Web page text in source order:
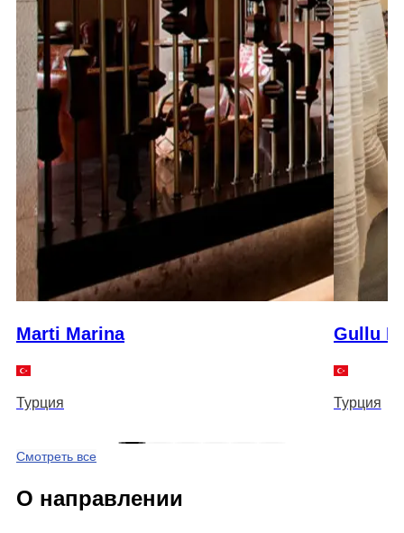
Marti Marina
Турция
Gullu
Турция
Смотреть все
О направлении